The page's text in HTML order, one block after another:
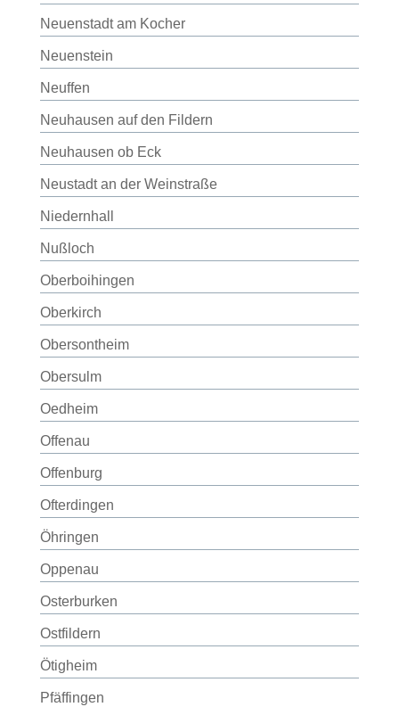
Neuenstadt am Kocher
Neuenstein
Neuffen
Neuhausen auf den Fildern
Neuhausen ob Eck
Neustadt an der Weinstraße
Niedernhall
Nußloch
Oberboihingen
Oberkirch
Obersontheim
Obersulm
Oedheim
Offenau
Offenburg
Ofterdingen
Öhringen
Oppenau
Osterburken
Ostfildern
Ötigheim
Pfäffingen